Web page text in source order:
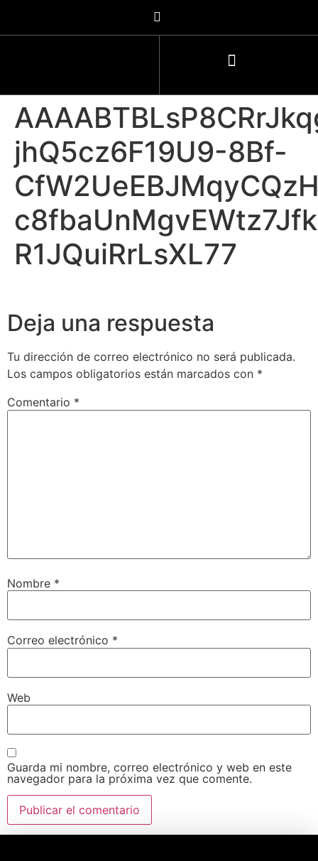
jhQ5cz6F19U9-8Bf-
R1JQuiRrLsXL77
Deja una respuesta
Tu dirección de correo electrónico no será publicada.
Los campos obligatorios están marcados con *
Comentario *
Nombre *
Correo electrónico *
Web
Guarda mi nombre, correo electrónico y web en este
navegador para la próxima vez que comente.